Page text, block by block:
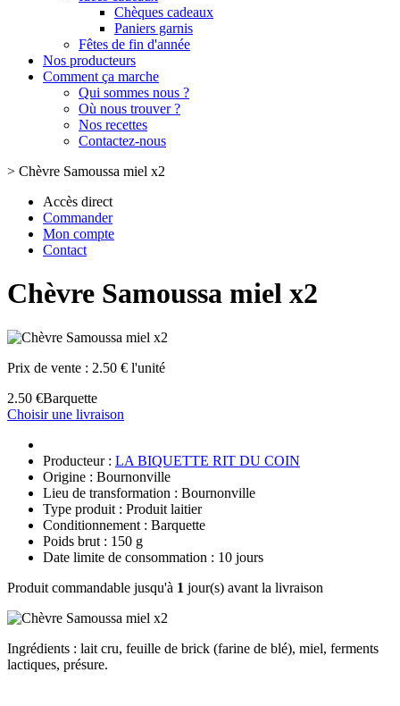
Chèques cadeaux
Paniers garnis
Fêtes de fin d'année
Nos producteurs
Comment ça marche
Qui sommes nous ?
Où nous trouver ?
Nos recettes
Contactez-nous
> Chèvre Samoussa miel x2
Accès direct
Commander
Mon compte
Contact
Chèvre Samoussa miel x2
Prix de vente : 2.50 € l'unité
2.50 €Barquette
Choisir une livraison
Producteur : LA BIQUETTE RIT DU COIN
Origine : Bournonville
Lieu de transformation : Bournonville
Type produit : Produit laitier
Conditionnement : Barquette
Poids brut : 150 g
Date limite de consommation : 10 jours
Produit commandable jusqu'à 1 jour(s) avant la livraison
Ingrédients : lait cru, feuille de brick (farine de blé), miel, ferments
lactiques, présure.